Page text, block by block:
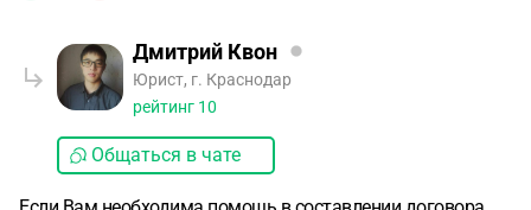
Дмитрий Квон
Юрист, г. Краснодар
рейтинг 10
Общаться в чате